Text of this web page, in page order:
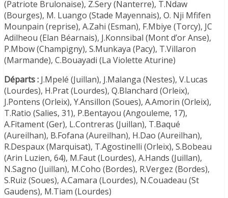
(Patriote Brulonaise), Z.Sery (Nanterre), T.Ndaw
(Bourges), M. Luango (Stade Mayennais), O. Nji Mfifen
Mounpain (reprise), A.Zahi (Esman), F.Mbiye (Torcy), JC
Adilheou (Elan Béarnais), J.Konnsibal (Mont d’or Anse),
P.Mbow (Champigny), S.Munkaya (Pacy), T.Villaron
(Marmande), C.Bouayadi (La Violette Aturine)
Départs : J.Mpelé (Juillan), J.Malanga (Nestes), V.Lucas
(Lourdes), H.Prat (Lourdes), Q.Blanchard (Orleix),
J.Pontens (Orleix), Y.Ansillon (Soues), A.Amorin (Orleix),
T.Ratio (Salies, 31), P.Bentayou (Angouleme, 17),
A.Fitament (Ger), L.Contreras (Juillan), T.Baqué
(Aureilhan), B.Fofana (Aureilhan), H.Dao (Aureilhan),
R.Despaux (Marquisat), T.Agostinelli (Orleix), S.Bobeau
(Arin Luzien, 64), M.Faut (Lourdes), A.Hands (Juillan),
N.Sagno (Juillan), M.Coho (Bordes), R.Vergez (Bordes),
S.Ruiz (Soues), A.Camara (Lourdes), N.Couadeau (St
Gaudens), M.Tiam (Lourdes)